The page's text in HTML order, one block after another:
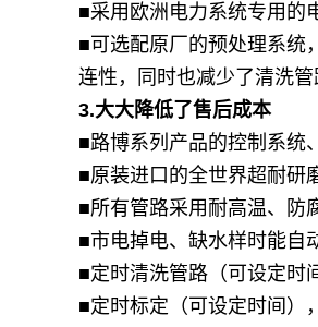
■采用欧洲电力系统专用的
■可选配原厂的预处理系统
连性，同时也减少了清洗管
3.大大降低了售后成本
■路博系列产品的控制系统
■原装进口的全世界超耐研
■所有管路采用耐高温、防
■市电掉电、缺水样时能自
■定时清洗管路（可设定时
■定时标定（可设定时间）